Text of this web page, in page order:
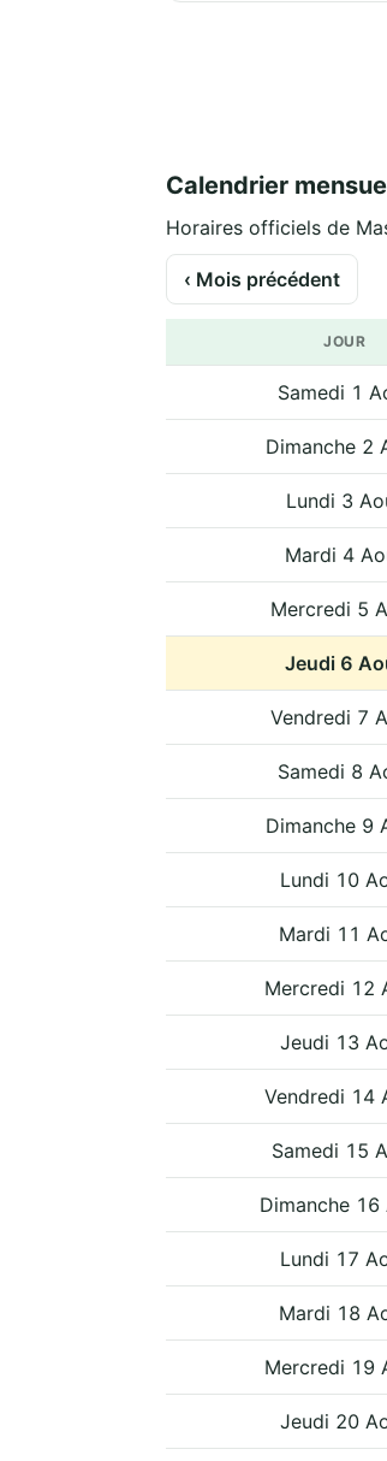
Calendrier
Horaires officiels de
‹ Mois précédent
JOUR
Samedi 1
Dimanche 2
Lundi 3
Mardi 4
Mercredi 5
Jeudi 6
Vendredi 7
Samedi 8
Dimanche 9
Lundi 10
Mardi 11
Mercredi 12
Jeudi 13
Vendredi 14
Samedi 15
Dimanche 16
Lundi 17
Mardi 18
Mercredi 19
Jeudi 20